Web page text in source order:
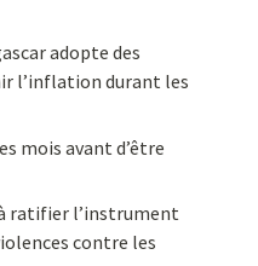
adopte des
l’inflation durant les
mois avant d’être
ratifier l’instrument
contre les